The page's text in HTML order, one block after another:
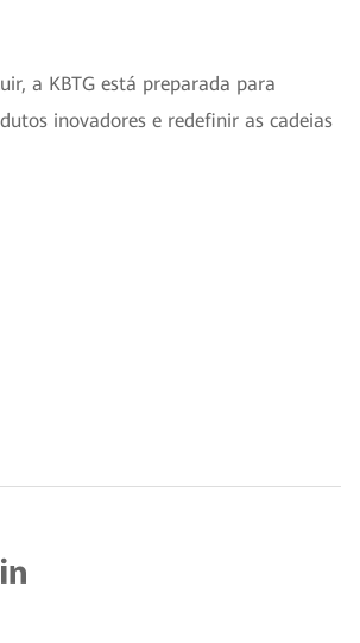
a KBTG está preparada para
inovadores e redefinir as cadeias